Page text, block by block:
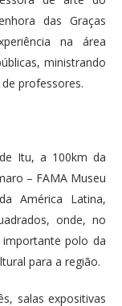
das Graças
na área
ministrando
professores.
Itu, a 100km da
– FAMA Museu
América Latina,
onde, no
polo da
para a região.
salas expositivas